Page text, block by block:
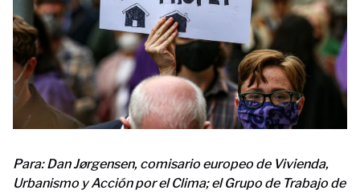
Para: Dan Jørgensen, comisario europeo de Vivienda,
Urbanismo y Acción por el Clima; elGrupo de Trabajo de